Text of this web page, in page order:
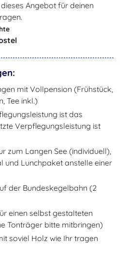
Angebot für deinen
mit Vollpension (Frühstück,
Tee inkl.)
ist das
Verpflegungsleistung ist
zum Langen See (individuell),
und Lunchpaket anstelle einer
der Bundeskegelbahn (2
einen selbst gestalteten
Tonträger bitte mitbringen)
soviel Holz wie Ihr tragen